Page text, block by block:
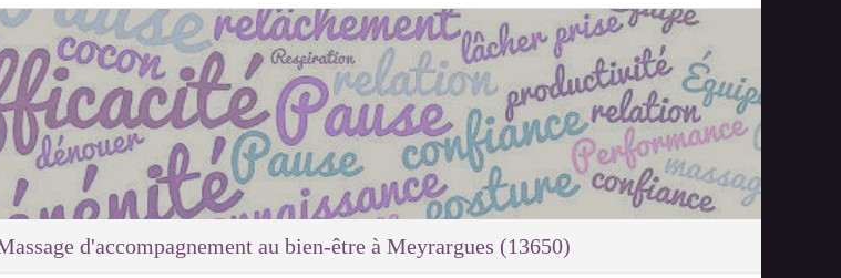
d'accompagnement au bien-être à Meyrargues (13650)